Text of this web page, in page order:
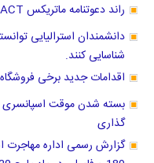
راند دعوتنامه ماتریکس ACT درتاریخ 17 مارچ 2020 برگزار گردید.
دانشمندان استرالیایی
شناسایی کنند.
اقدامات جدید برخی فروشگاه
بسته شدن موقت اسپانسری
گذاری
گزارش رسمی اداره مهاجرت